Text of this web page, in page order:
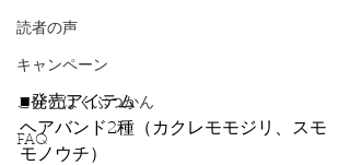
読者の声
キャンペーン
こびとはくぶつかん
FAQ
■発売アイテム
ヘアバンド2種（カクレモモジリ、スモ
モノウチ）